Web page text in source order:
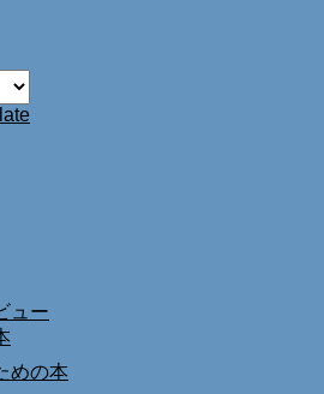
ュー
めの本